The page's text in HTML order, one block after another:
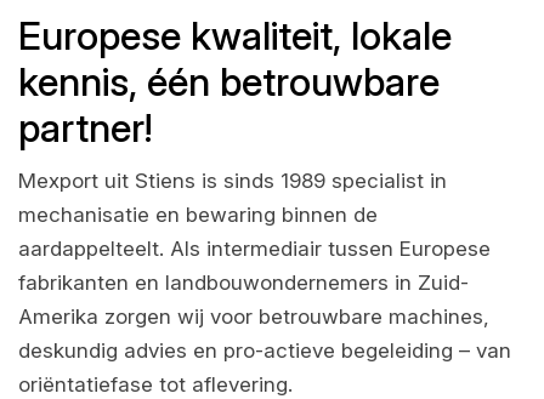
Europese kwaliteit, lokale
kennis, één betrouwbare
partner!
Mexport uit Stiens is sinds 1989 specialist in
mechanisatie en bewaring binnen de
aardappelteelt. Als intermediair tussen Europese
fabrikanten en landbouwondernemers in Zuid-
Amerika zorgen wij voor betrouwbare machines,
deskundig advies en pro-actieve begeleiding – van
oriëntatiefase tot aflevering.